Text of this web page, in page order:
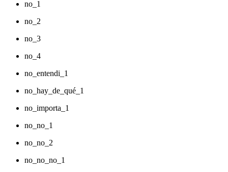
no_1
no_2
no_3
no_4
no_entendi_1
no_hay_de_qué_1
no_importa_1
no_no_1
no_no_2
no_no_no_1